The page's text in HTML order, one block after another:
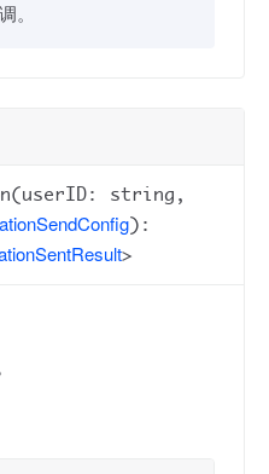
。
string,
):
>